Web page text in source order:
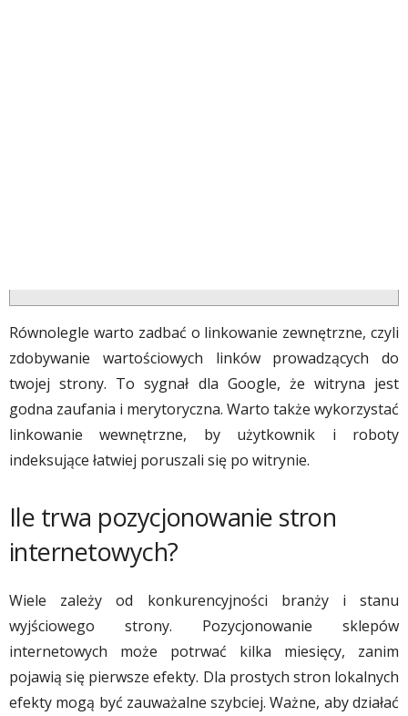
Równolegle warto zadbać o linkowanie zewnętrzne, czyli
zdobywanie wartościowych linków prowadzących do
twojej strony. To sygnał dla Google, że witryna jest
godna zaufania i merytoryczna. Warto także wykorzystać
linkowanie wewnętrzne, by użytkownik i roboty
indeksujące łatwiej poruszali się po witrynie.
Ile trwa pozycjonowanie stron
internetowych?
Wiele zależy od konkurencyjności branży i stanu
wyjściowego strony. Pozycjonowanie sklepów
internetowych może potrwać kilka miesięcy, zanim
pojawią się pierwsze efekty. Dla prostych stron lokalnych
efekty mogą być zauważalne szybciej. Ważne, aby działać